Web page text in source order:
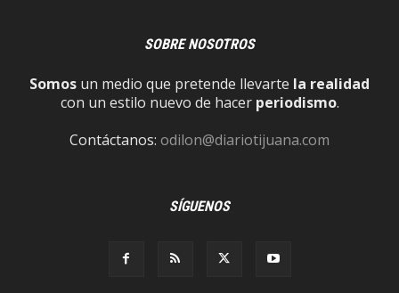
SOBRE NOSOTROS
Somos un medio que pretende llevarte la realidad
con un estilo nuevo de hacer periodismo.
Contáctanos: odilon@diariotijuana.com
SÍGUENOS